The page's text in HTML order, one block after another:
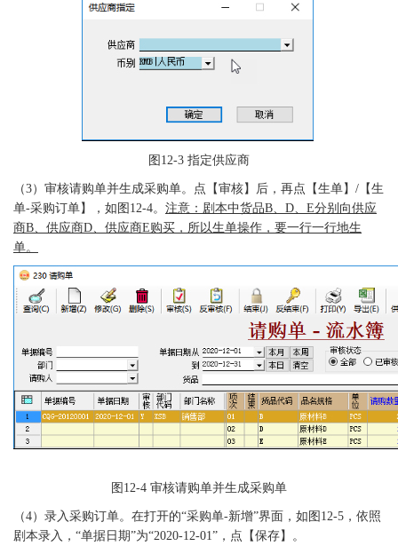
图 12-3 指定供应商
（3） 审核请购单并生成采购单。点【审核】后，再点【生单】 /【生
单-采购订单】，如图12-4。 注意：剧本中货品B、D、E分别向供应
商B、供应商D、供应商E购买，所以生单操作，要一行一行地生
单。
图 12-4 审核请购单并生成采购单
（4） 录入采购订单。在打开的“采购单-新增”界面，如图12-5，依照
剧本录入，“单据日期”为“2020-12-01”，点【保存】。